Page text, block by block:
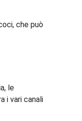
che può
le
i vari canali